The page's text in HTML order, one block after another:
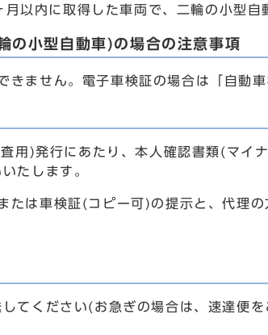
以内に取得した車両で、二輪の小型自
の小型自動車)の場合の注意事項
ません。電子車検証の場合は「自動
用)発行にあたり、本人確認書類(マイ
たします。
は車検証(コピー可)の提示と、代理
てください(お急ぎの場合は、速達便を